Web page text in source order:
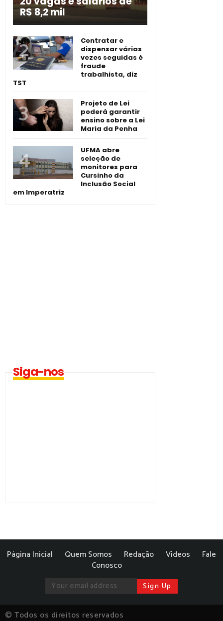
R$ 8,2 mil
Contratar e
dispensar várias
vezes seguidas é
fraude
trabalhista, diz
TST
Projeto de Lei
poderá garantir
ensino sobre a Lei
Maria da Penha
UFMA abre
seleção de
monitores para
Cursinho da
Inclusão Social
em Imperatriz
Siga-nos
Página Inicial Quem Somos Redação Vídeos
Fale
Conosco
© Todos os direitos reservados